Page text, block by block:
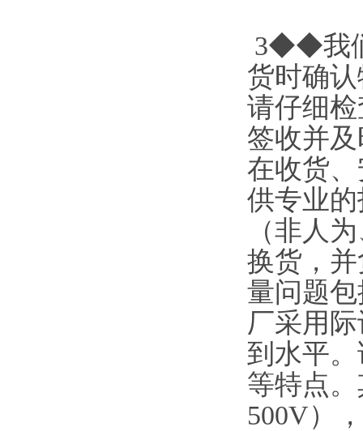
3◆◆我
货时确
请仔细
签收并
在收货
供专业
（非人
换货，
量问题
厂采用
到水平
等特点
500V）